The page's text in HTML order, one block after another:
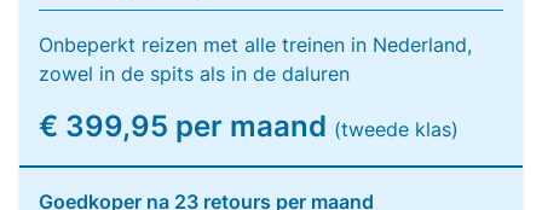
Onbeperkt reizen met alle treinen in Nederland,
zowel in de spits als in de daluren
€ 399,95 per maand (tweede klas)
Goedkoper na 23 retours per maand